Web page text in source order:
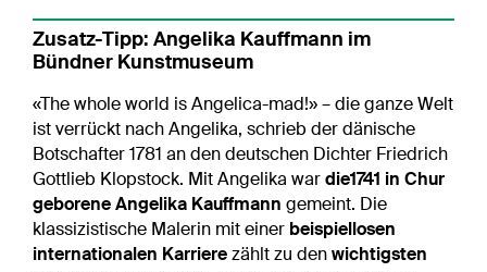
Zusatz-Tipp: Angelika Kauffmann im
Bündner Kunstmuseum
«The whole world is Angelica-mad!» – die ganze Welt
ist verrückt nach Angelika, schrieb der dänische
Botschafter 1781 an den deutschen Dichter Friedrich
Gottlieb Klopstock. Mit Angelika wardie1741 in Chur
geborene Angelika Kauffmann gemeint. Die
klassizistische Malerin mit einer beispiellosen
internationalen Karrierezählt zu denwichtigsten